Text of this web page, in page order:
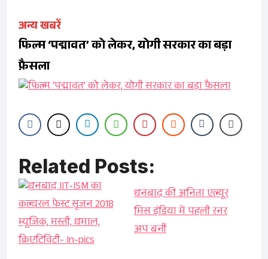
अन्य खबरें
फिल्म ‘पद्मावत’ को लेकर, योगी सरकार का बड़ा
फ़ैसला
Related Posts:
धनबाद की अनिता एल्यूर
मिस इंडिया में पहली रनर
अप बनीं